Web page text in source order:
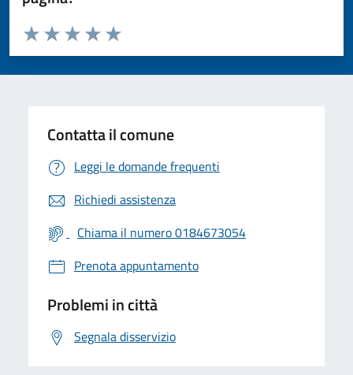
Valuta da 1 a 5 stelle la pagina
Valuta 5 stelle su 5
Valuta 4 stelle su 5
Valuta 3 stelle su 5
Valuta 2 stelle su 5
Valuta 1 stelle su 5
Contatta il comune
Leggi le domande frequenti
Richiedi assistenza
Chiama il numero 0184673054
Prenota appuntamento
Problemi in città
Segnala disservizio